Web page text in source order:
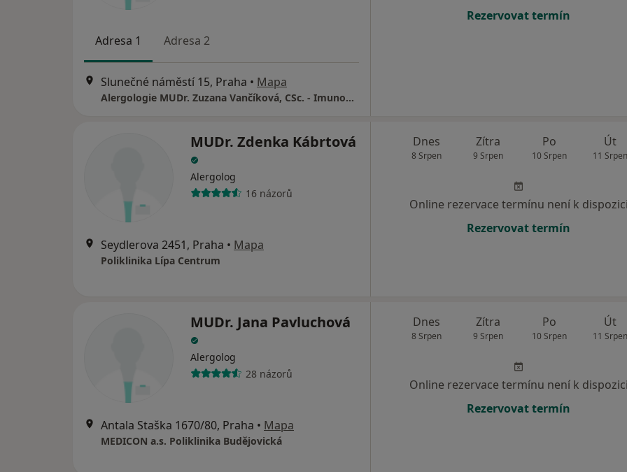
Adresa 1 Adresa 2
Slunečné náměstí 15, Praha • Mapa
Alergologie MUDr. Zuzana Vančíková, CSc. - Imunogen s.r.o.
Rezervovat termín
MUDr. Zdenka Kábrtová
Alergolog
16 názorů
Seydlerova 2451, Praha • Mapa
Poliklinika Lípa Centrum
Dnes
8 Srpen
Zítra
9 Srpen
Po
10 Srpen
Út
11 Srpen
Online rezervace termínu není k dispozici
Rezervovat termín
MUDr. Jana Pavluchová
Alergolog
28 názorů
Antala Staška 1670/80, Praha • Mapa
MEDICON a.s. Poliklinika Budějovická
Dnes
8 Srpen
Zítra
9 Srpen
Po
10 Srpen
Út
11 Srpen
Online rezervace termínu není k dispozici
Rezervovat termín